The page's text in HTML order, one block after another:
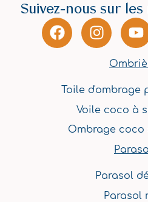
Suivez-nous sur
F
a
b
I
n
a
r
a
Y
o
u
t
u
b
e
Toile d'ombrage
Voile coco à
Ombrage coco
Parasol
Parasol